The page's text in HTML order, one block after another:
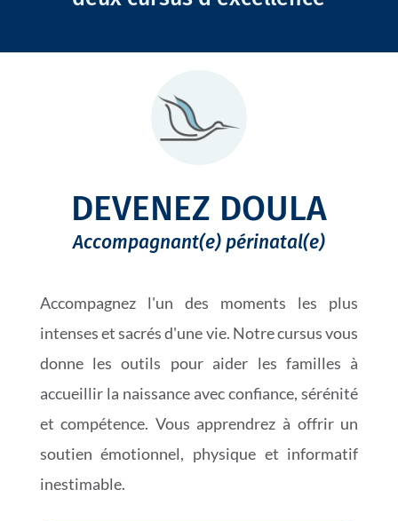
DEVENEZ DOULA
Accompagnant(e) périnatal(e)
Accompagnez l'un des moments les plus
intenses et sacrés d'une vie. Notre cursus vous
donne les outils pour aider les familles à
accueillir la naissance avec confiance, sérénité
et compétence. Vous apprendrez à offrir un
soutien émotionnel, physique et informatif
inestimable.